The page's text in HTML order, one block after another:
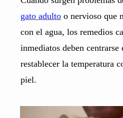
gato adulto o nervioso que
con el agua, los remedios
inmediatos deben centrarse
restablecer la temperatura
piel.